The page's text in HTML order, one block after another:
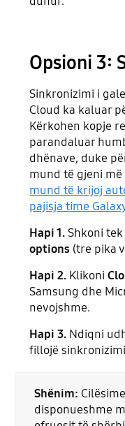
Opsioni 3:
Sinkronizimi i
Cloud ka kaluar
Kërkohen kopje
parandaluar
dhënave, duke
mund të gjeni
mund të krijoj
pajisja time
Hapi 1. Shkoni
options (tre pika
Hapi 2. Klikoni
Samsung dhe
nevojshme.
Hapi 3. Ndiqni
fillojë
Shënim:
disponueshme